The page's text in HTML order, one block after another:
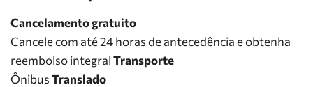
Cancelamento gratuito
Cancele com até 24 horas de antecedência e obtenha
reembolso integralTransporte
ÔnibusTranslado